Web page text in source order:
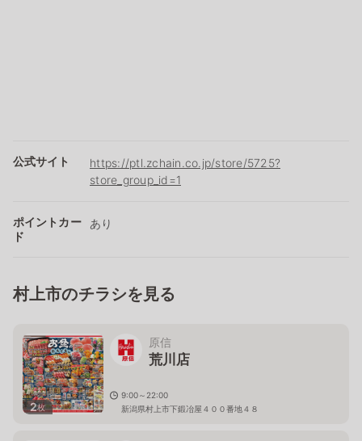
公式サイト
https://ptl.zchain.co.jp/store/5725?
store_group_id=1
ポイントカー
ド
あり
村上市のチラシを見る
2枚
原信
荒川店
9:00～22:00
新潟県村上市下鍛冶屋４００番地４８